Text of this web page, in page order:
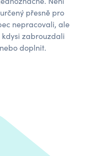
přesně pro
nepracovali, ale
kdysi zabrouzdali
doplnit.